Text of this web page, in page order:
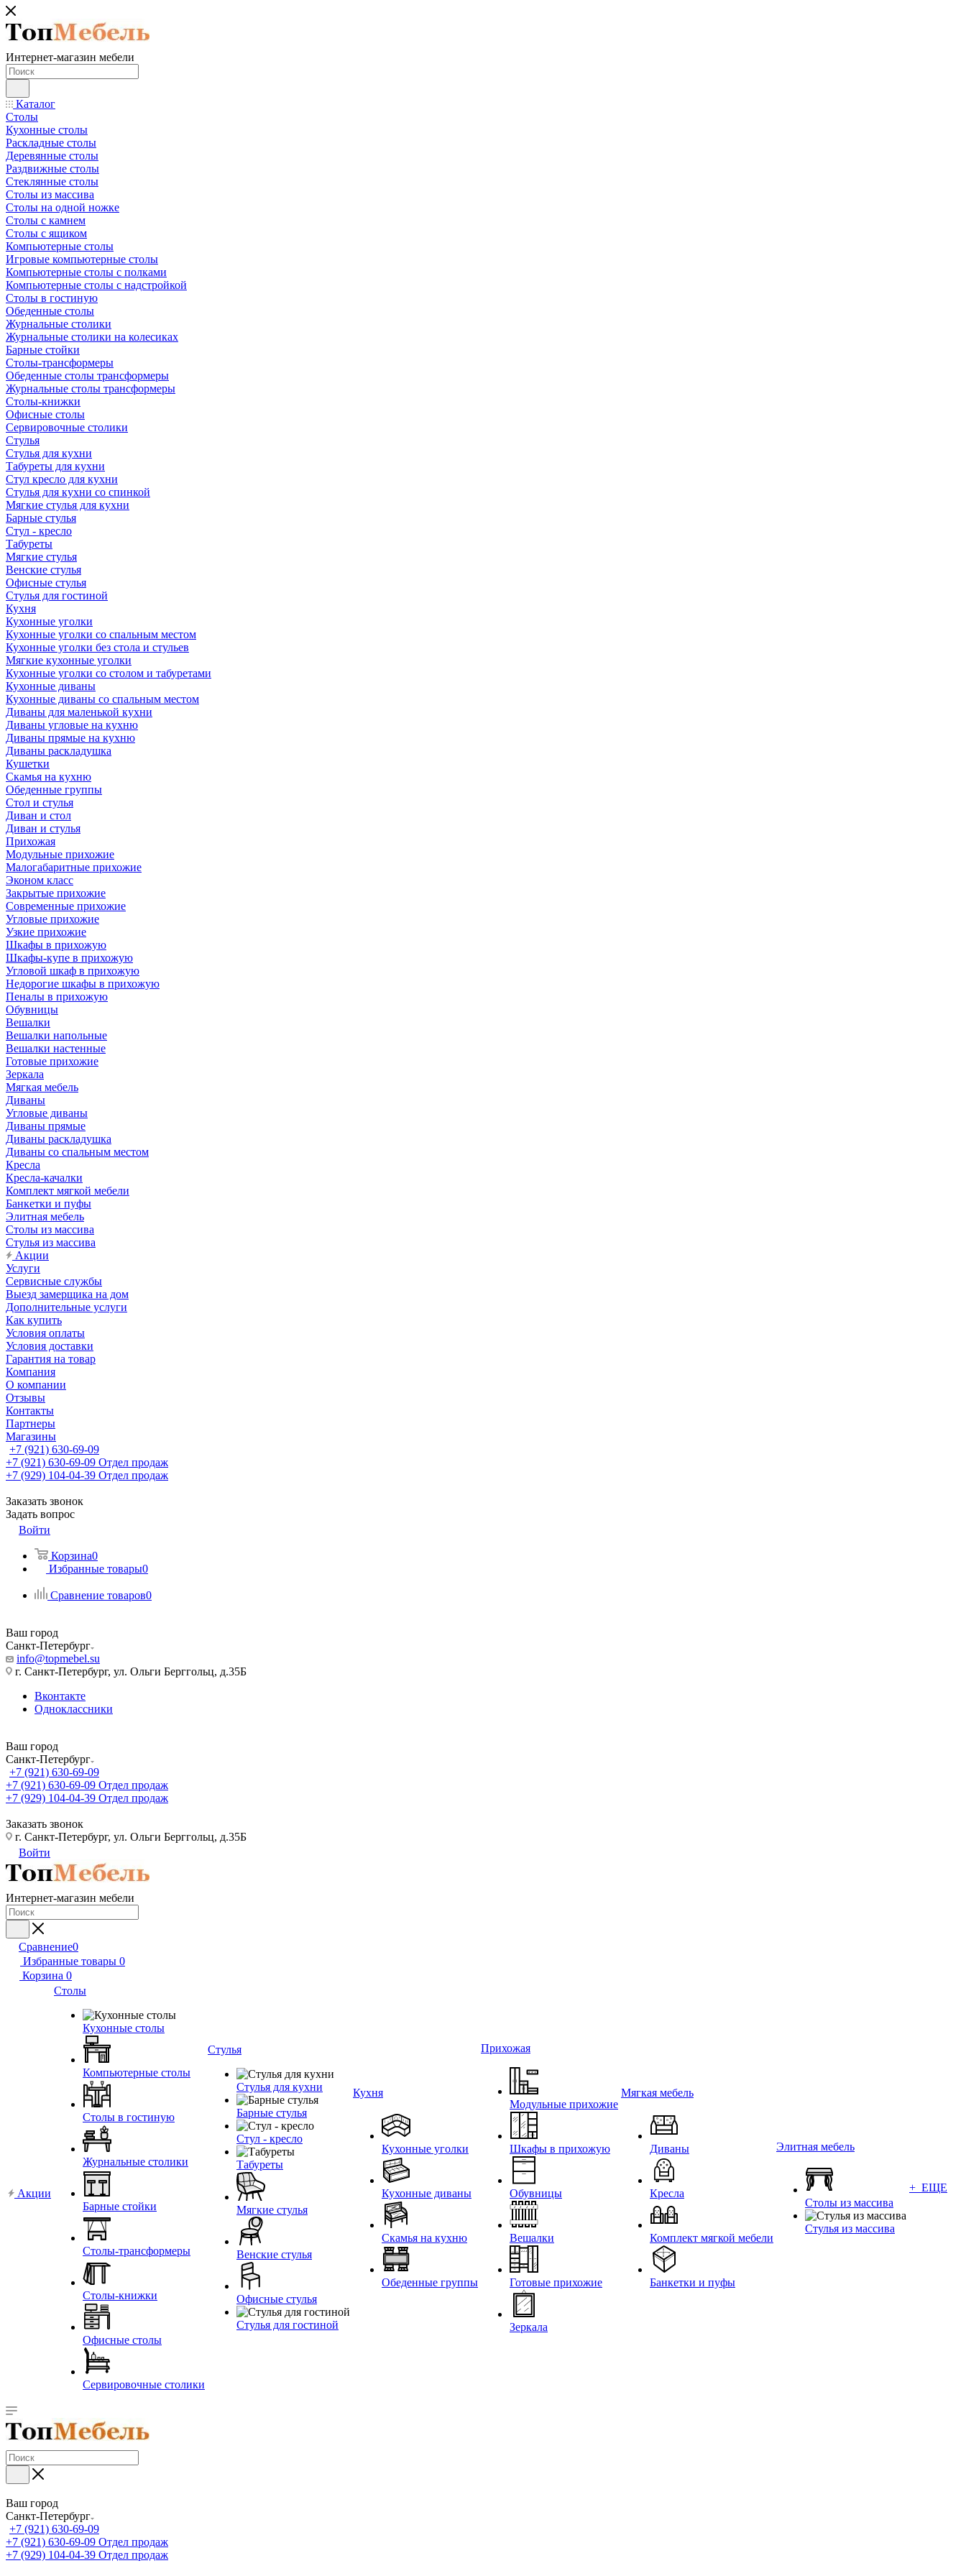
Интернет-магазин мебели
Каталог
Столы
Кухонные столы
Раскладные столы
Деревянные столы
Раздвижные столы
Стеклянные столы
Столы из массива
Столы на одной ножке
Столы с камнем
Столы с ящиком
Компьютерные столы
Игровые компьютерные столы
Компьютерные столы с полками
Компьютерные столы с надстройкой
Столы в гостиную
Обеденные столы
Журнальные столики
Журнальные столики на колесиках
Барные стойки
Столы-трансформеры
Обеденные столы трансформеры
Журнальные столы трансформеры
Столы-книжки
Офисные столы
Сервировочные столики
Стулья
Стулья для кухни
Табуреты для кухни
Стул кресло для кухни
Стулья для кухни со спинкой
Мягкие стулья для кухни
Барные стулья
Стул - кресло
Табуреты
Мягкие стулья
Венские стулья
Офисные стулья
Стулья для гостиной
Кухня
Кухонные уголки
Кухонные уголки со спальным местом
Кухонные уголки без стола и стульев
Мягкие кухонные уголки
Кухонные уголки со столом и табуретами
Кухонные диваны
Кухонные диваны со спальным местом
Диваны для маленькой кухни
Диваны угловые на кухню
Диваны прямые на кухню
Диваны раскладушка
Кушетки
Скамья на кухню
Обеденные группы
Стол и стулья
Диван и стол
Диван и стулья
Прихожая
Модульные прихожие
Малогабаритные прихожие
Эконом класс
Закрытые прихожие
Современные прихожие
Угловые прихожие
Узкие прихожие
Шкафы в прихожую
Шкафы-купе в прихожую
Угловой шкаф в прихожую
Недорогие шкафы в прихожую
Пеналы в прихожую
Обувницы
Вешалки
Вешалки напольные
Вешалки настенные
Готовые прихожие
Зеркала
Мягкая мебель
Диваны
Угловые диваны
Диваны прямые
Диваны раскладушка
Диваны со спальным местом
Кресла
Кресла-качалки
Комплект мягкой мебели
Банкетки и пуфы
Элитная мебель
Столы из массива
Стулья из массива
Акции
Услуги
Сервисные службы
Выезд замерщика на дом
Дополнительные услуги
Как купить
Условия оплаты
Условия доставки
Гарантия на товар
Компания
О компании
Отзывы
Контакты
Партнеры
Магазины
+7 (921) 630-69-09
+7 (921) 630-69-09 Отдел продаж
+7 (929) 104-04-39 Отдел продаж
Заказать звонок
Задать вопрос
Войти
Корзина0
Избранные товары0
Сравнение товаров0
Ваш город
Санкт-Петербург
info@topmebel.su
г. Санкт-Петербург, ул. Ольги Берггольц, д.35Б
Вконтакте
Одноклассники
Ваш город
Санкт-Петербург
+7 (921) 630-69-09
+7 (921) 630-69-09 Отдел продаж
+7 (929) 104-04-39 Отдел продаж
Заказать звонок
г. Санкт-Петербург, ул. Ольги Берггольц, д.35Б
Войти
Интернет-магазин мебели
Сравнение0
Избранные товары 0
Корзина 0
Акции
Столы
Кухонные столы
Компьютерные столы
Столы в гостиную
Журнальные столики
Барные стойки
Столы-трансформеры
Столы-книжки
Офисные столы
Сервировочные столики
Стулья
Стулья для кухни
Барные стулья
Стул - кресло
Табуреты
Мягкие стулья
Венские стулья
Офисные стулья
Стулья для гостиной
Кухня
Кухонные уголки
Кухонные диваны
Скамья на кухню
Обеденные группы
Прихожая
Модульные прихожие
Шкафы в прихожую
Обувницы
Вешалки
Готовые прихожие
Зеркала
Мягкая мебель
Диваны
Кресла
Комплект мягкой мебели
Банкетки и пуфы
Элитная мебель
Столы из массива
Стулья из массива
+ ЕЩЕ
Ваш город
Санкт-Петербург
+7 (921) 630-69-09
+7 (921) 630-69-09 Отдел продаж
+7 (929) 104-04-39 Отдел продаж